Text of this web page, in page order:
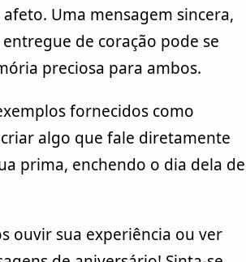
Uma mensagem sincera,
de coração pode se
preciosa para ambos.
fornecidos como
algo que fale diretamente
prima, enchendo o dia dela de
ouvir sua experiência ou ver